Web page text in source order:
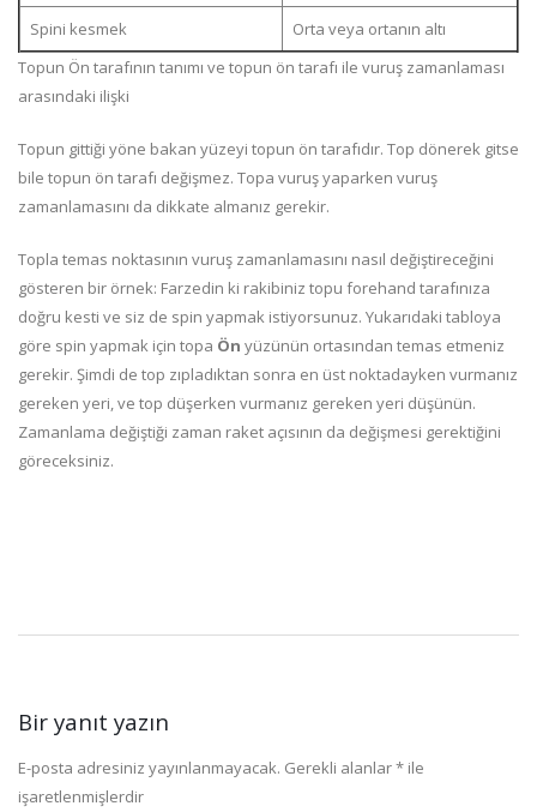
Spini kesmek
Orta veya ortanın altı
Topun Ön tarafının tanımı ve topun ön tarafı ile vuruş zamanlaması
arasındaki ilişki
Topun gittiği yöne bakan yüzeyi topun ön tarafıdır. Top dönerek gitse
bile topun ön tarafı değişmez. Topa vuruş yaparken vuruş
zamanlamasını da dikkate almanız gerekir.
Topla temas noktasının vuruş zamanlamasını nasıl değiştireceğini
gösteren bir örnek: Farzedin ki rakibiniz topu forehand tarafınıza
doğru kesti ve siz de spin yapmak istiyorsunuz. Yukarıdaki tabloya
göre spin yapmak için topa Ön yüzünün ortasından temas etmeniz
gerekir. Şimdi de top zıpladıktan sonra en üst noktadayken vurmanız
gereken yeri, ve top düşerken vurmanız gereken yeri düşünün.
Zamanlama değiştiği zaman raket açısının da değişmesi gerektiğini
göreceksiniz.
Bir yanıt yazın
E-posta adresiniz yayınlanmayacak. Gerekli alanlar* ile
işaretlenmişlerdir